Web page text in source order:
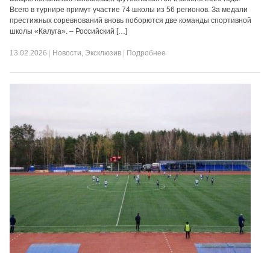
Всего в турнире примут участие 74 школы из 56 регионов. За медали
престижных соревнований вновь поборются две команды спортивной
школы «Калуга». – Российский […]
13.02.2026 Новости, Эксклюзив Подробнее